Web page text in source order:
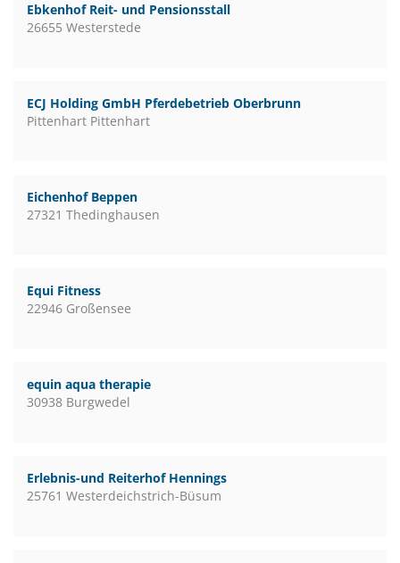
Ebkenhof Reit- und Pensionsstall
26655 Westerstede
ECJ Holding GmbH Pferdebetrieb Oberbrunn
Pittenhart Pittenhart
Eichenhof Beppen
27321 Thedinghausen
Equi Fitness
22946 Großensee
equin aqua therapie
30938 Burgwedel
Erlebnis-und Reiterhof Hennings
25761 Westerdeichstrich-Büsum